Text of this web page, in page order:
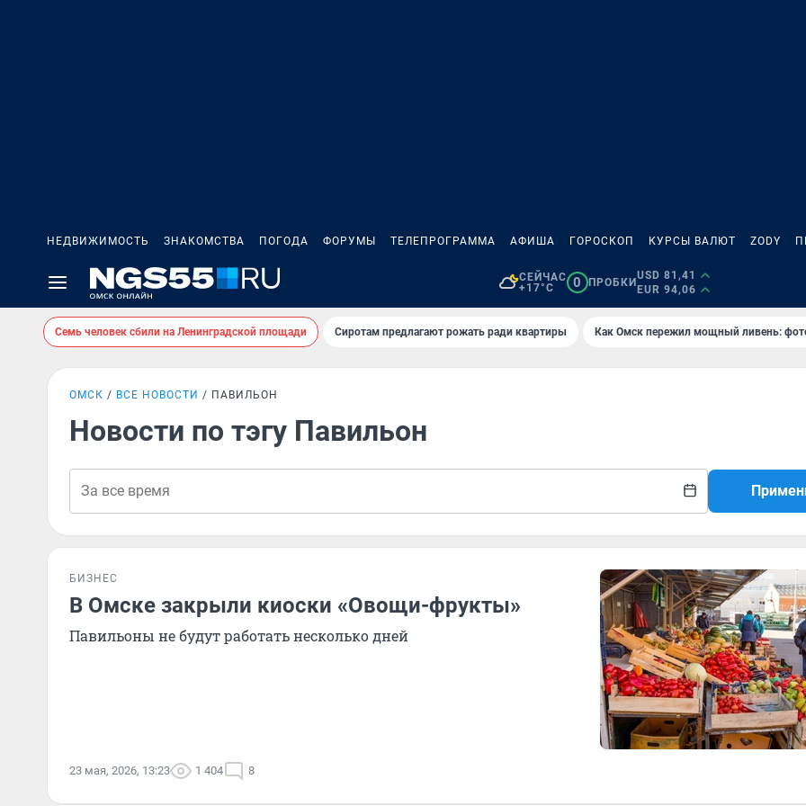
НЕДВИЖИМОСТЬ ЗНАКОМСТВА ПОГОДА ФОРУМЫ ТЕЛЕПРОГРАММА АФИША ГОРОСКОП КУРСЫ ВАЛЮТ ZODY
СЕЙЧАС
+17°C
0 ПРОБКИ
USD 81,41
EUR 94,06
Семь человек сбили на Ленинградской площади Сиротам предлагают рожать ради квартиры Как Омск пережил мощный ливень:
ОМСК ВСЕ НОВОСТИ ПАВИЛЬОН
Новости по тэгу Павильон
БИЗНЕС
В Омске закрыли киоски «Овощи-фрукты»
Павильоны не будут работать несколько дней
23 мая, 2026, 13:23 1 404 8